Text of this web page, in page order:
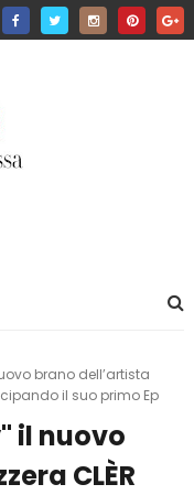
brano dell’artista
il suo primo Ep
il nuovo
CLÈR